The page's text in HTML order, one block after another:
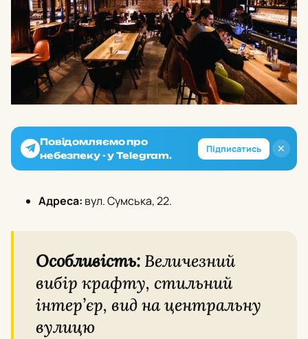
✕
Повідомляємо про
небезпеку - у Telegram.
Підписатись
Адреса: вул. Сумська, 22.
Особливість: Величезний
вибір крафту, стильний
інтер’єр, вид на центральну
вулицю